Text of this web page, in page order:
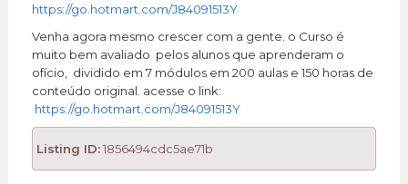
https://go.hotmart.com/J84091513Y
Venha agora mesmo crescer com a gente. o Curso é
muito bem avaliado pelos alunos que aprenderam o
ofício, dividido em 7 módulos em 200 aulas e 150 horas de
conteúdo original. acesse o link:
https://go.hotmart.com/J84091513Y
Listing ID:1856494cdc5ae71b